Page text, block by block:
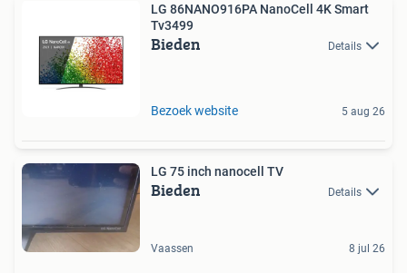
LG 86NANO916PA NanoCell 4K Smart
Tv3499
Bieden Details
Bezoek website 5 aug 26
LG 75 inch nanocell TV
Bieden Details
Vaassen 8 jul 26